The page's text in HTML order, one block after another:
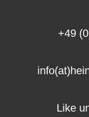
+49
Like